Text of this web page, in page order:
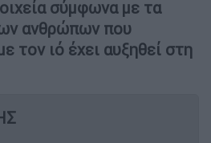
σύμφωνα με τα
ανθρώπων που
τον ιό έχει αυξηθεί στη